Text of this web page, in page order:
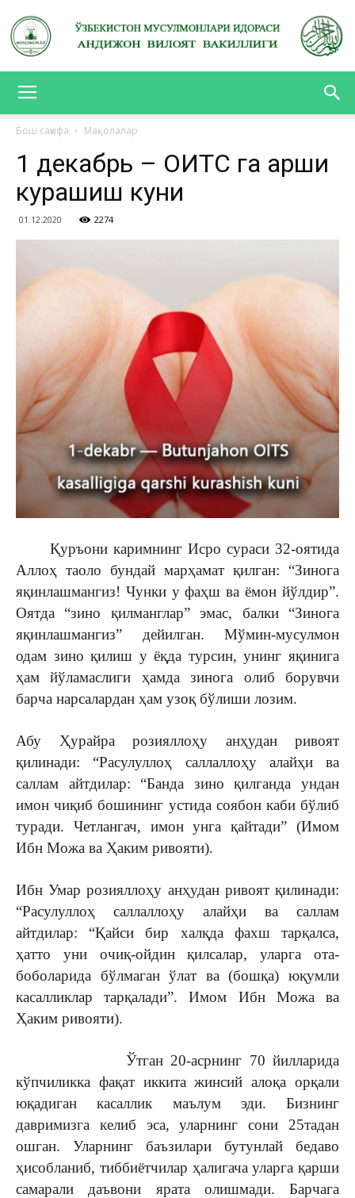
ВИЛОЯТ
ВАКИЛЛИГИ
Бош саҳифа Мақолалар
1 декабрь – ОИТС га қарши
курашиш куни
01.12.2020 2274
Қуръони каримнинг Исро сураси 32-оятида
Аллоҳ таоло бундай марҳамат қилган: “Зинога
яқинлашмангиз! Чунки у фаҳш ва ёмон йўлдир”.
Оятда “зино қилманглар” эмас, балки “Зинога
яқинлашмангиз” дейилган. Мўмин-мусулмон
одам зино қилиш у ёқда турсин, унинг яқинига
ҳам йўламаслиги ҳамда зинога олиб борувчи
барча нарсалардан ҳам узоқ бўлиши лозим.
Абу Ҳурайра розияллоҳу анҳудан ривоят
қилинади: “Расулуллоҳ саллаллоҳу алайҳи ва
саллам айтдилар: “Банда зино қилганда ундан
имон чиқиб бошининг устида соябон каби бўлиб
туради. Четлангач, имон унга қайтади” (Имом
Ибн Можа ва Ҳаким ривояти).
Ибн Умар розияллоҳу анҳудан ривоят қилинади:
“Расулуллоҳ саллаллоҳу алайҳи ва саллам
айтдилар: “Қайси бир халқда фахш тарқалса,
ҳатто уни очиқ-ойдин қилсалар, уларга ота-
боболарида бўлмаган ўлат ва (бошқа) юқумли
касалликлар тарқалади”. Имом Ибн Можа ва
Ҳаким ривояти).
Ўтган 20-асрнинг 70 йилларида
кўпчиликка фақат иккита жинсий алоқа орқали
юқадиган касаллик маълум эди. Бизнинг
давримизга келиб эса, уларнинг сони 25тадан
ошган. Уларнинг баъзилари бутунлай бедаво
ҳисобланиб, тиббиётчилар ҳалигача уларга қарши
самарали даъвони ярата олишмади. Барчага